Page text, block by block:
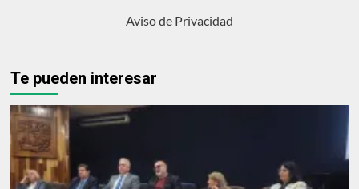
Aviso de Privacidad
Te pueden interesar